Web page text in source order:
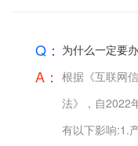
Q： 为什么一定要
A： 根据《互联网
法》，自2022
有以下影响:1.